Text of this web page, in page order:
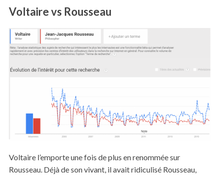
Voltaire vs Rousseau
Voltaire l’emporte une fois de plus en renommée sur
Rousseau. Déjà de son vivant, il avait ridiculisé Rousseau,